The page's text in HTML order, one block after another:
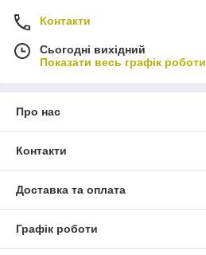
Контакти
Сьогодні вихідний
Показати весь графік роботи
Про нас
Контакти
Доставка та оплата
Графік роботи